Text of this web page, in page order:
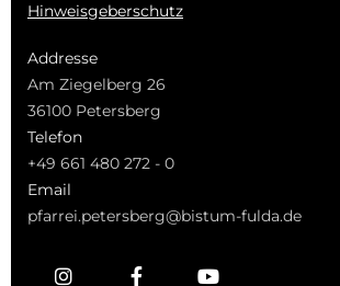
Hinweisgeberschutz
Addresse
Am Ziegelberg 26
36100 Petersberg
Telefon
+49 661 480 272 - 0
Email
pfarrei.petersberg@bistum-fulda.de